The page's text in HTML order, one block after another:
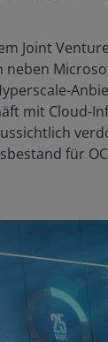
Joint
mit Cloud-
für